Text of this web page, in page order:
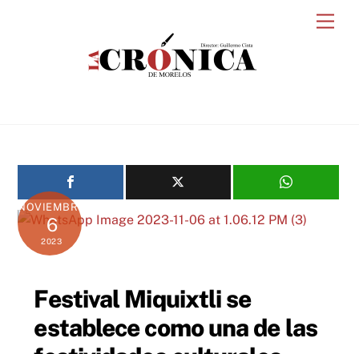
NOVIEMBRE
6
2023
Festival Miquixtli se
establece como una de las